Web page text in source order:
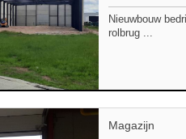
Nieuwbouw
rolbrug ...
Magazijn